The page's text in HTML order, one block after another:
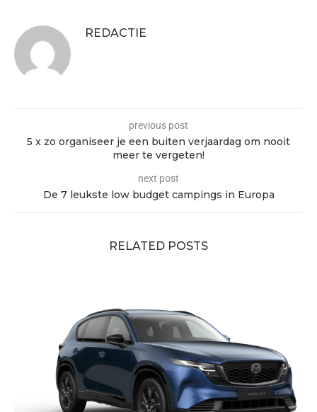
REDACTIE
previous post
5 x zo organiseer je een buiten verjaardag om nooit
meer te vergeten!
next post
De 7 leukste low budget campings in Europa
RELATED POSTS